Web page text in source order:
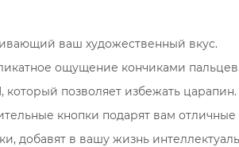
ваш художественный вкус.
ощущение кончиками пальцев.
который позволяет избежать царапин.
кнопки подарят вам отличные
добавят в вашу жизнь